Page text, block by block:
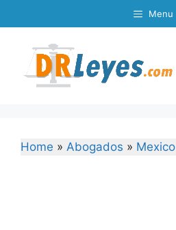
to
Menu
Home » Abogados » Mexico